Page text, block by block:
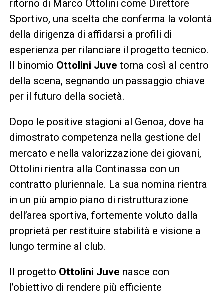
ritorno di Marco Ottolini come Direttore
Sportivo, una scelta che conferma la volontà
della dirigenza di affidarsi a profili di
esperienza per rilanciare il progetto tecnico.
Il binomio Ottolini Juve torna così al centro
della scena, segnando un passaggio chiave
per il futuro della società.
Dopo le positive stagioni al Genoa, dove ha
dimostrato competenza nella gestione del
mercato e nella valorizzazione dei giovani,
Ottolini rientra alla Continassa con un
contratto pluriennale. La sua nomina rientra
in un più ampio piano di ristrutturazione
dell’area sportiva, fortemente voluto dalla
proprietà per restituire stabilità e visione a
lungo termine al club.
Il progetto Ottolini Juve nasce con
l’obiettivo di rendere più efficiente